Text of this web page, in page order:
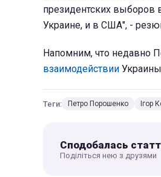
президентских выборов
Украине, и в США", -
Напомним, что недавно
взаимодействии
Теги: Петро Порошенко Ігор
Сподобалась
Поділіться нею з друзями